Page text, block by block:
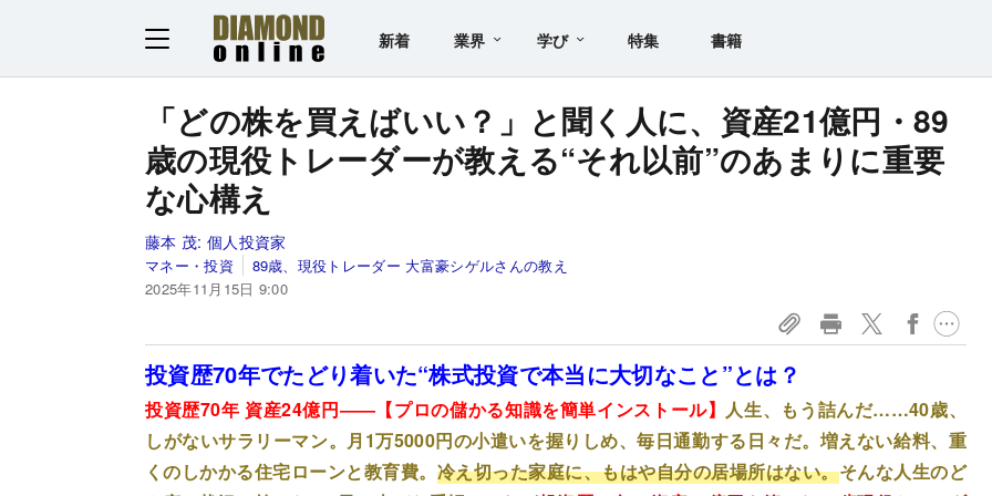
新着 業界 学び 特集 書籍
「どの株を買えばいい？」と聞く人に、資産21億円・89
歳の現役トレーダーが教える“それ以前”のあまりに重要
な心構え
藤本 茂: 個人投資家
マネー・投資
89歳、現役トレーダー 大富豪シゲルさんの教え
2025年11月15日 9:00
投資歴70年でたどり着いた“株式投資で本当に大切なこと”とは？
投資歴70年 資産24億円――【プロの儲かる知識を簡単インストール】 人生、もう詰んだ……40歳、
しがないサラリーマン。月1万5000円の小遣いを握りしめ、毎日通勤する日々だ。増えない給料、重
くのしかかる住宅ローンと教育費。 冷え切った家庭に、もはや自分の居場所はない。そんな人生のど